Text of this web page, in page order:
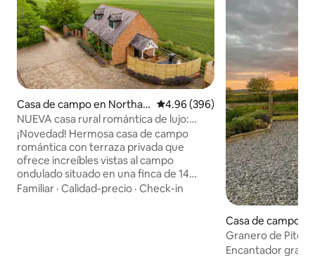
Casa de campo en Northa
mptonshire
Calificación promedio: 4.96 de
4.96 (396)
NUEVA casa rural romántica de lujo:
felicidad rural idílica
¡Novedad! Hermosa casa de campo
romántica con terraza privada que
ofrece increíbles vistas al campo
ondulado situado en una finca de 14
acres. • Tranquilidad y felicidad. • Fácil
Familiar · Calidad-precio · Check-in
Casa de campo
s Bosworth
Granero de
y estufa de leña
Encantador